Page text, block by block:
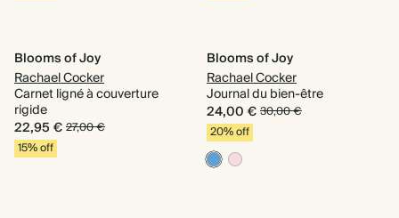
Blooms of Joy
Rachael Cocker
Carnet ligné à couverture
rigide
22,95 €27,00 €
15% off
Blooms of Joy
Rachael Cocker
Journal du bien-être
24,00 €30,00 €
20% off